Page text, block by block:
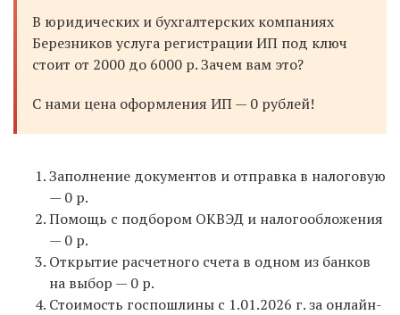
В юридических и бухгалтерских компаниях
Березников услуга регистрации ИП под ключ
стоит от 2000 до 6000 р. Зачем вам это?
С нами цена оформления ИП — 0 рублей!
Заполнение документов и отправка в налоговую
— 0 р.
Помощь с подбором ОКВЭД и налогообложения
— 0 р.
Открытие расчетного счета в одном из банков
на выбор — 0 р.
Стоимость госпошлины с 1.01.2026 г. за онлайн-